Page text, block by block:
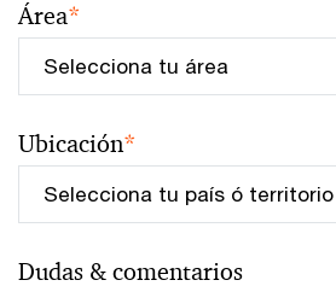
Área*
Ubicación*
Dudas & comentarios